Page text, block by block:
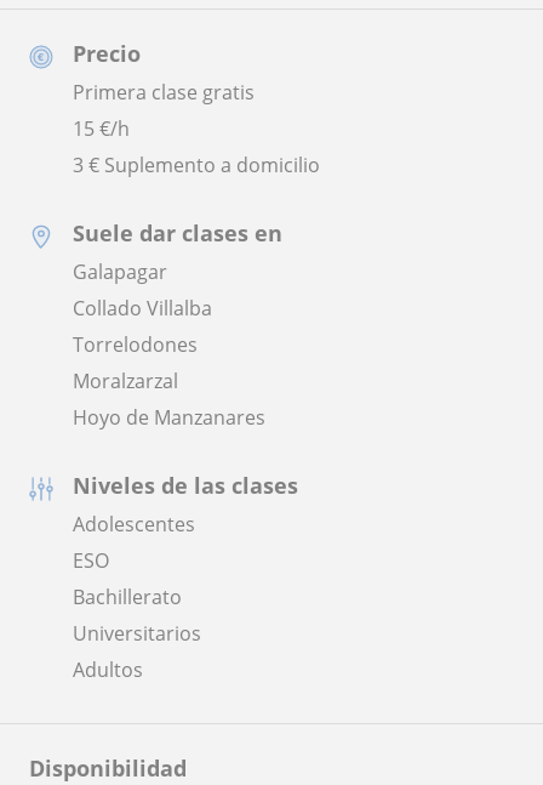
Precio
Primera clase gratis
15€/h
3 € Suplemento a domicilio
Suele dar clases en
Galapagar
Collado Villalba
Torrelodones
Moralzarzal
Hoyo de Manzanares
Niveles de las clases
Adolescentes
ESO
Bachillerato
Universitarios
Adultos
Disponibilidad